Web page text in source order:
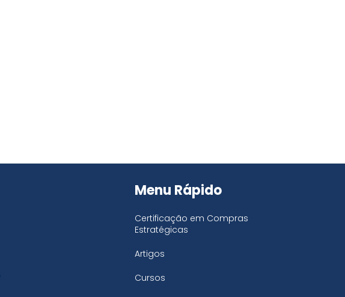
Menu Rápido
Certificação em Compras
Estratégicas
Artigos
Cursos